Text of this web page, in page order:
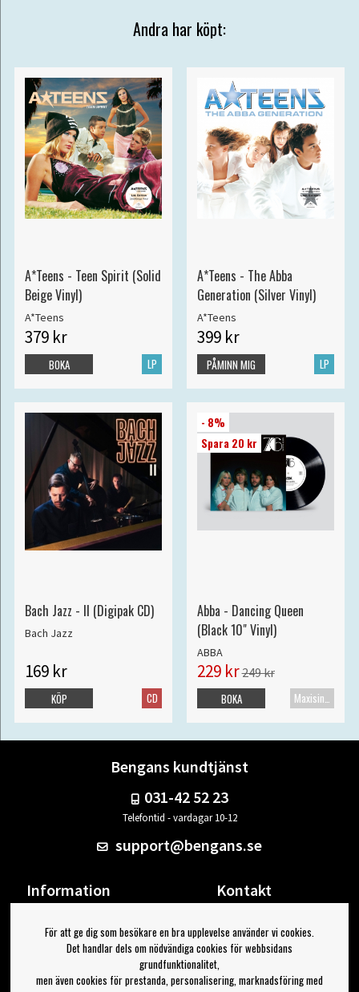
Andra har köpt:
A*Teens - Teen Spirit (Solid
Beige Vinyl)
A*Teens
379 kr
LP
BOKA
A*Teens - The Abba
Generation (Silver Vinyl)
A*Teens
399 kr
LP
PÅMINN MIG
Bach Jazz - II (Digipak CD)
Bach Jazz
169 kr
CD
KÖP
- 8%
Spara 20 kr
Abba - Dancing Queen
(Black 10" Vinyl)
ABBA
229 kr249 kr
Maxisingel
BOKA
Bengans kundtjänst
031-42 52 23
Telefontid - vardagar 10-12
support@bengans.se
Information
Om Bengans
FAQ / Köp- & Leveransvillkor
Kontakt
Din sida
Logga ut
För att ge dig som besökare en bra upplevelse använder vi cookies.
Det handlar dels om nödvändiga cookies för webbsidans
grundfunktionalitet,
men även cookies för prestanda, personalisering, marknadsföring med